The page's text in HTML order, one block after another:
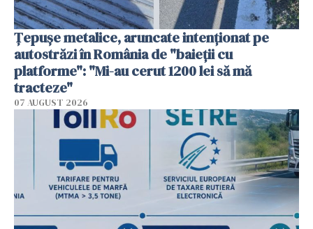
Țepușe metalice, aruncate intenționat pe
autostrăzi în România de "baieții cu
platforme": "Mi-au cerut 1200 lei să mă
tracteze"
07 AUGUST 2026